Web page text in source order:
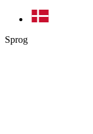
Sprog